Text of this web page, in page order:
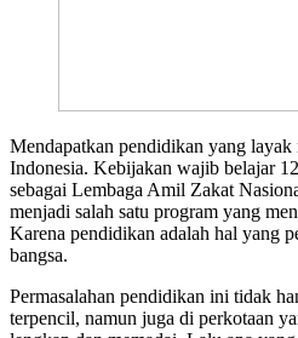
Mendapatkan pendidikan yang layak
Indonesia. Kebijakan wajib belajar
sebagai Lembaga Amil Zakat
menjadi salah satu program yang
Karena pendidikan adalah hal yang
bangsa.
Permasalahan pendidikan ini tidak
terpencil, namun juga di perkotaan